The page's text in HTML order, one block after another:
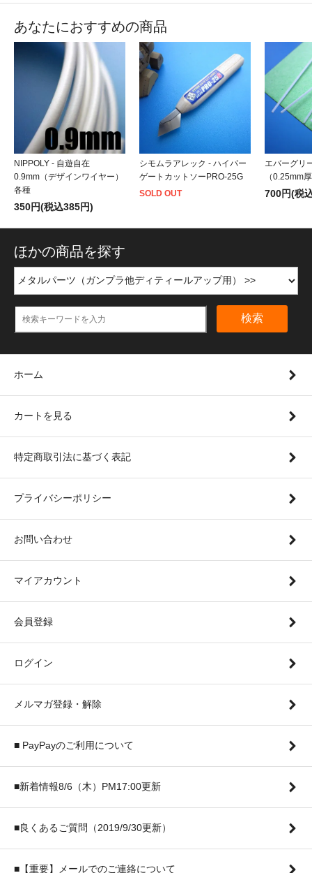
あなたにおすすめの商品
NIPPOLY - 自遊自在
0.9mm（デザインワイヤー）
各種
350円(税込385円)
シモムラアレック - ハイパー
ゲートカットソーPRO-25G
SOLD OUT
エバーグリ
（0.25mm
700円(税
ほかの商品を探す
検索
ホーム
カートを見る
特定商取引法に基づく表記
プライバシーポリシー
お問い合わせ
マイアカウント
会員登録
ログイン
メルマガ登録・解除
■ PayPayのご利用について
■新着情報8/6（木）PM17:00更新
■良くあるご質問（2019/9/30更新）
■【重要】メールでのご連絡について